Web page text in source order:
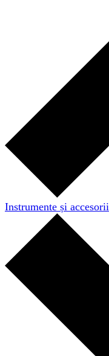
Instrumente și accesorii